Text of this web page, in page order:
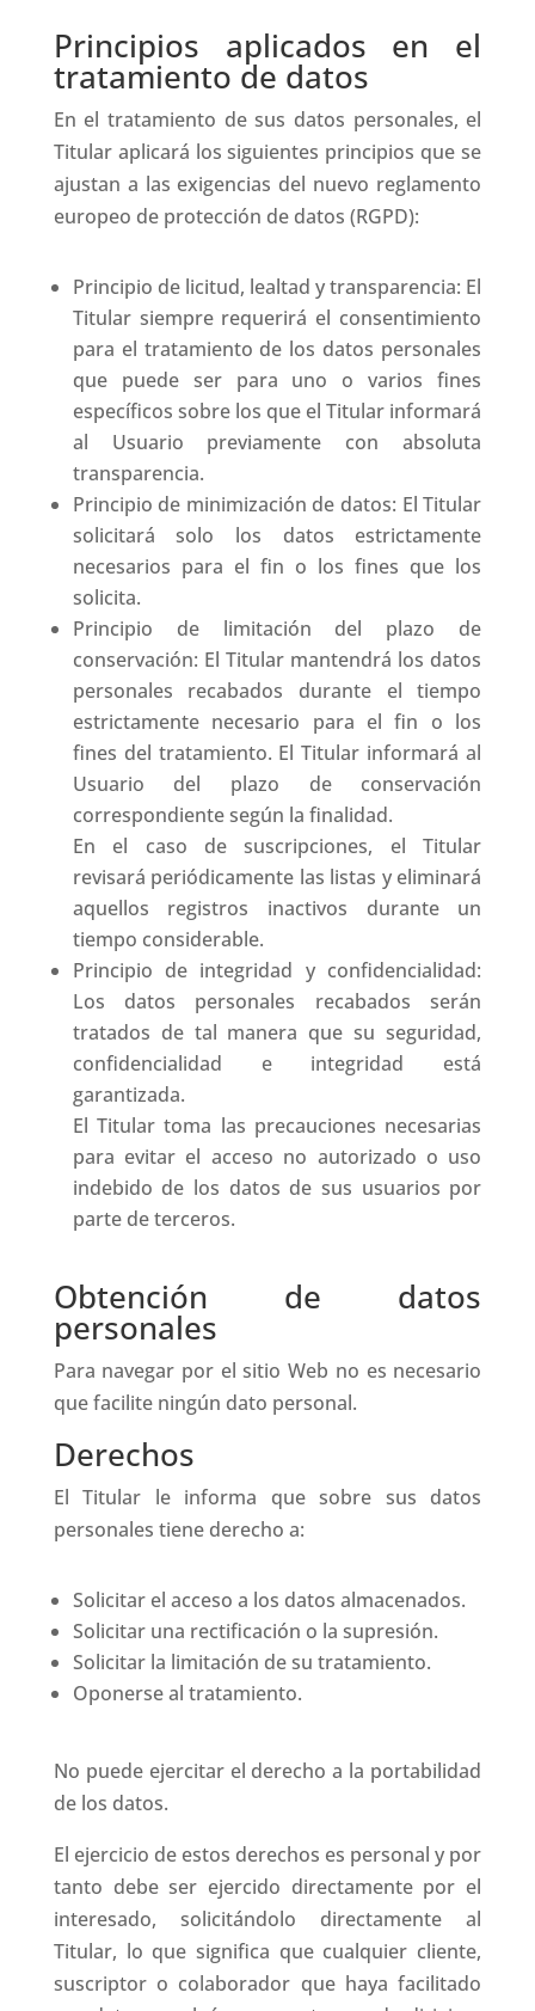
Principios aplicados en el
tratamiento de datos
En el tratamiento de sus datos personales, el
Titular aplicará los siguientes principios que se
ajustan a las exigencias del nuevo reglamento
europeo de protección de datos (RGPD):
Principio de licitud, lealtad y transparencia: El
Titular siempre requerirá el consentimiento
para el tratamiento de los datos personales
que puede ser para uno o varios fines
específicos sobre los que el Titular informará
al Usuario previamente con absoluta
transparencia.
Principio de minimización de datos: El Titular
solicitará solo los datos estrictamente
necesarios para el fin o los fines que los
solicita.
Principio de limitación del plazo de
conservación: El Titular mantendrá los datos
personales recabados durante el tiempo
estrictamente necesario para el fin o los
fines del tratamiento. El Titular informará al
Usuario del plazo de conservación
correspondiente según la finalidad.
En el caso de suscripciones, el Titular
revisará periódicamente las listas y eliminará
aquellos registros inactivos durante un
tiempo considerable.
Principio de integridad y confidencialidad:
Los datos personales recabados serán
tratados de tal manera que su seguridad,
confidencialidad e integridad está
garantizada.
El Titular toma las precauciones necesarias
para evitar el acceso no autorizado o uso
indebido de los datos de sus usuarios por
parte de terceros.
Obtención de datos
personales
Para navegar por el sitio Web no es necesario
que facilite ningún dato personal.
Derechos
El Titular le informa que sobre sus datos
personales tiene derecho a:
Solicitar el acceso a los datos almacenados.
Solicitar una rectificación o la supresión.
Solicitar la limitación de su tratamiento.
Oponerse al tratamiento.
No puede ejercitar el derecho a la portabilidad
de los datos.
El ejercicio de estos derechos es personal y por
tanto debe ser ejercido directamente por el
interesado, solicitándolo directamente al
Titular, lo que significa que cualquier cliente,
suscriptor o colaborador que haya facilitado